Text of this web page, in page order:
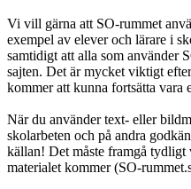
Vi vill gärna att SO-rummet
exempel av elever och lärare i
samtidigt att alla som använder
sajten. Det är mycket viktigt
kommer att kunna fortsätta vara
När du använder text- eller
skolarbeten och på andra
källan! Det måste framgå
materialet kommer (SO-